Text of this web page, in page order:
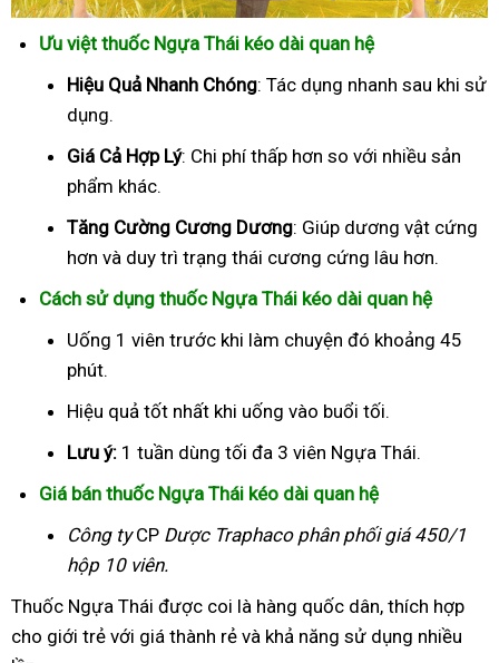
Ưu việt thuốc Ngựa Thái kéo dài quan hệ
Hiệu Quả Nhanh Chóng: Tác dụng nhanh sau khi sử
dụng.
Giá Cả Hợp Lý: Chi phí thấp hơn so với nhiều sản
phẩm khác.
Tăng Cường Cương Dương: Giúp dương vật cứng
hơn và duy trì trạng thái cương cứng lâu hơn.
Cách sử dụng thuốc Ngựa Thái kéo dài quan hệ
Uống 1 viên trước khi làm chuyện đó khoảng 45
phút.
Hiệu quả tốt nhất khi uống vào buổi tối.
Lưu ý: 1 tuần dùng tối đa 3 viên Ngựa Thái.
Giá bán thuốc Ngựa Thái kéo dài quan hệ
Công tyCP Dược Traphacophân phối giá 450/1
hộp 10 viên.
Thuốc Ngựa Thái được coi là hàng quốc dân, thích hợp
cho giới trẻ với giá thành rẻ và khả năng sử dụng nhiều